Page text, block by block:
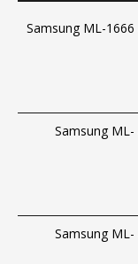
تحميل تعريف طابعة Samsung ML-
تحميل تعريف طابعة Samsung ML-